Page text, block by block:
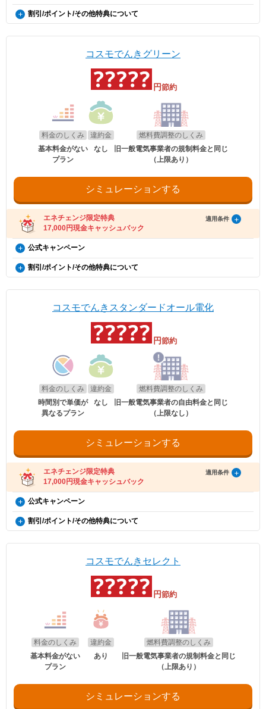
り方法の登録をお願いいたします。
・特典お受け取りの有効期限は、エネチェンジからのご案内メール送信後90日以
※「@enechange.co.jp および @enechange.jp」からのメールが受信できるよ
う、あらかじめ設定をお願いいたします。
号：北海道財務局長第00002号）の「送金サービス」を利用しております。
以下のお客さまは特典の対象外です。
・既にコスモでんき（特典の対象プラン）をご契約中の場合。
・電気を使用開始した日から12カ月以内に契約を解約された場合。
・電気を使用開始した日から12カ月以内にお引越しされた場合。
・電気を使用開始した日から12カ月以内に特典対象外のプランに契約を変更され
た場合。
・特典のご案内メールに記載されている有効期限内にお受取いただけなかった場
・電気料金の未払いがある場合。
・過去にコスモでんきとご契約されたことがある場合。
※お申込み内容に不足・不備等があり、特典実施期間内に不備等が解消されない
場合は、本特典は適用されません。
※本提供条件書記載事項以外の部分については、コスモ石油マーケティング株式
会社の「電気需給約款」の規定を適用いたします。
※コスモ石油マーケティング株式会社が不正なお申し込みと判断した場合、本特
典は適用となりません。
政府の「電気・ガス料金支援」の一環として、2026年8月分（7月使用
分）および2026年10月分（9月使用分）は一律3.5円/kWh、2026年9月
ご利用中のすべての方が対象となり、別途お申し込みは不要です。
・エネチェンジでは、割引額を一律で診断結果に反映しています。
・詳細は、国のHP・請求書や検針票・ご契約中の電力会社・ガス会社
のHPをご確認ください。
※証明書類は現在所有している事を示すご契約者様名義の期間内「車検
証」または「契約書」のコピーとなります。
※同一住所にて同居されているご家族様であれば、車検証名義とでんき
※エネチェンジの節約額には上記割引額は含まれておりません。
月間の電気料金支払い額がキャッシュバック金額を超える
方限定）
エネチェンジのオンラインサービス経由で「コスモ
でんき」に申し込んだ方に、キャッシュバックを行
以下の条件をすべて満たしたお客さまが、コスモ石油マーケティング株式会社が
提供する「コスモでんき×エネチェンジ キャッシュバック特典」(以下、「本特
典」とします)の対象となります。
・特典実施期間中に対象プランをエネチェンジのオンラインサービス経由でお申
し込みいただくこと。
・お申し込みから3カ月以内にコスモでんきの供給を開始していること。
・お申し込み時にメールアドレスが入力されていること。
・電気の使用開始日から12カ月間の電気料金支払い額がキャッシュバック金額を
・電気料金の未払いがないこと。
受け取り方法
・適用条件の契約継続期間を達成後2カ月後の月末までに、エネチェンジより特典
（ご登録のメールアドレスに誤りがあった場合、特典お受け取りの手続きがで
きませんのでご注意ください。）
り方法の登録をお願いいたします。
・特典お受け取りの有効期限は、エネチェンジからのご案内メール送信後90日以
※「@enechange.co.jp および @enechange.jp」からのメールが受信できるよ
う、あらかじめ設定をお願いいたします。
号：北海道財務局長第00002号）の「送金サービス」を利用しております。
以下のお客さまは特典の対象外です。
・エネチェンジのオンラインサービス経由以外から申し込みされた場合。
・既にコスモでんき（特典の対象プラン）をご契約中の場合。
・電気を使用開始した日から12カ月以内に契約を解約された場合。
・電気を使用開始した日から12カ月以内にお引越しされた場合。
・電気を使用開始した日から12カ月以内に特典対象外のプランに契約を変更され
た場合。
・特典のご案内メールに記載されている有効期限内にお受取いただけなかった場
・電気料金の未払いがある場合。
・過去にコスモでんきとご契約されたことがある場合。
※お申込み内容に不足・不備等があり、特典実施期間内に不備等が解消されない
場合は、本特典は適用されません。
※本提供条件書記載事項以外の部分については、コスモ石油マーケティング株式
会社の「電気需給約款」の規定を適用いたします。
※コスモ石油マーケティング株式会社が不正なお申し込みと判断した場合、本特
典は適用となりません。
電気・ガス料金支援
政府の「電気・ガス料金支援」の一環として、2026年8月分（7月使用
ご利用中のすべての方が対象となり、別途お申し込みは不要です。
・2026年8月分〜2026年10月分の料金に適用されます。
・エネチェンジでは、割引額を一律で診断結果に反映しています。
・詳細は、国のHP・請求書や検針票・ご契約中の電力会社・ガス会社
のHPをご確認ください。
割引/ポイント/その他特典について
きを新規ご契約いただくと、月々の電気料金が、スタンダード・グリー
ンは500円割引、ポイントプラス・セレクトはdポイント500ポイント割
引になります。（※）EV車両の対象には、EV/PHV/FCV含みます。
・コスモでんきを新規ご契約の方。
・2020年12月21日以降にEV・PHEV・FCVを新車新規登録または
新車新規検査届出されていること。中古車も適用対象となります。
・対象車両1台につき、コスモでんき1契約までの適用。
・EV特別割は、月間使用量が500kWhを超えた月に適用。
※手続き方法
さまセンター（0120-530-155）へご連絡いただくようお願い申し
だいたことと、お申込み日付を電話口でお伝えください。
・コスモでんきお客さまセンターの受付時間は月〜土 9:00～
18:00（日曜祝日・夏期休暇・年末年始除く）です。
お申し込み時の注意事項
※証明書類は現在所有している事を示すご契約者様名義の期間内「車検
証」または「契約書」のコピーとなります。
※同一住所にて同居されているご家族様であれば、車検証名義とでんき
※エネチェンジの節約額には上記割引額は含まれておりません。
コスモでんきグリーン
円節約
料金のしくみ
基本料金がない
プラン
違約金
なし
燃料費調整のしくみ
旧一般電気事業者の規制料金と同じ
（上限あり）
シミュレーションする
エネチェンジ限定特典 適用条件
17,000円現金キャッシュバック
コスモでんき×エネチェンジ キャッシュバック特典（12カ
月間の電気料金支払い額がキャッシュバック金額を超える
方限定）
エネチェンジのオンラインサービス経由で「コスモ
でんき」に申し込んだ方に、キャッシュバックを行
以下の条件をすべて満たしたお客さまが、コスモ石油マーケティング株式会社が
提供する「コスモでんき×エネチェンジ キャッシュバック特典」(以下、「本特
典」とします)の対象となります。
・特典実施期間中に対象プランをエネチェンジのオンラインサービス経由でお申
し込みいただくこと。
・お申し込みから3カ月以内にコスモでんきの供給を開始していること。
・お申し込み時にメールアドレスが入力されていること。
・電気の使用開始日から12カ月間の電気料金支払い額がキャッシュバック金額を
・電気料金の未払いがないこと。
受け取り方法
・適用条件の契約継続期間を達成後2カ月後の月末までに、エネチェンジより特典
（ご登録のメールアドレスに誤りがあった場合、特典お受け取りの手続きがで
きませんのでご注意ください。）
り方法の登録をお願いいたします。
・特典お受け取りの有効期限は、エネチェンジからのご案内メール送信後90日以
※「@enechange.co.jp および @enechange.jp」からのメールが受信できるよ
う、あらかじめ設定をお願いいたします。
号：北海道財務局長第00002号）の「送金サービス」を利用しております。
以下のお客さまは特典の対象外です。
・既にコスモでんき（特典の対象プラン）をご契約中の場合。
・電気を使用開始した日から12カ月以内に契約を解約された場合。
・電気を使用開始した日から12カ月以内にお引越しされた場合。
・電気を使用開始した日から12カ月以内に特典対象外のプランに契約を変更され
た場合。
・特典のご案内メールに記載されている有効期限内にお受取いただけなかった場
・電気料金の未払いがある場合。
・過去にコスモでんきとご契約されたことがある場合。
公式キャンペーン
使用量割引
毎月の電気使用量によって電気代が割引になります。
なお、「月間」とは前月の検針日から当月の検針日の前日までを指しま
※月の途中で契約開始、廃止した場合にも、日割りはせず、割引を適用
※電気使用量が条件に満たない月は割引はございません。
※詳細はコスモでんきホームページをご確認ください。
電気・ガス料金支援
政府の「電気・ガス料金支援」の一環として、2026年8月分（7月使用
分）および2026年10月分（9月使用分）は一律3.5円/kWh、2026年9月
分（8月使用分）については一律4.5円/kWhを毎月の電気料金から値引
きします。
ご利用中のすべての方が対象となり、別途お申し込みは不要です。
・2026年8月分〜2026年10月分の料金に適用されます。
・エネチェンジでは、割引額を一律で診断結果に反映しています。
・詳細は、国のHP・請求書や検針票・ご契約中の電力会社・ガス会社
のHPをご確認ください。
割引/ポイント/その他特典について
きを新規ご契約いただくと、月々の電気料金が、スタンダード・グリー
ンは500円割引、ポイントプラス・セレクトはdポイント500ポイント割
引になります。（※）EV車両の対象には、EV/PHV/FCV含みます。
・コスモでんきを新規ご契約の方。
・2020年12月21日以降にEV・PHEV・FCVを新車新規登録または
新車新規検査届出されていること。中古車も適用対象となります。
・対象車両1台につき、コスモでんき1契約までの適用。
・EV特別割は、月間使用量が500kWhを超えた月に適用。
※手続き方法
さまセンター（0120-530-155）へご連絡いただくようお願い申し
だいたことと、お申込み日付を電話口でお伝えください。
・コスモでんきお客さまセンターの受付時間は月〜土 9:00～
18:00（日曜祝日・夏期休暇・年末年始除く）です。
お申し込み時の注意事項
※証明書類は現在所有している事を示すご契約者様名義の期間内「車検
証」または「契約書」のコピーとなります。
※同一住所にて同居されているご家族様であれば、車検証名義とでんき
※エネチェンジの節約額には上記割引額は含まれておりません。
コスモでんきスタンダードオール電化
円節約
料金のしくみ
時間別で単価が
異なるプラン
違約金
なし
燃料費調整のしくみ
旧一般電気事業者の自由料金と同じ
（上限なし）
シミュレーションする
エネチェンジ限定特典 適用条件
17,000円現金キャッシュバック
コスモでんき×エネチェンジ キャッシュバック特典（12カ
月間の電気料金支払い額がキャッシュバック金額を超える
方限定）
エネチェンジのオンラインサービス経由で「コスモ
でんき」に申し込んだ方に、キャッシュバックを行
以下の条件をすべて満たしたお客さまが、コスモ石油マーケティング株式会社が
提供する「コスモでんき×エネチェンジ キャッシュバック特典」(以下、「本特
典」とします)の対象となります。
・特典実施期間中に対象プランをエネチェンジのオンラインサービス経由でお申
し込みいただくこと。
・お申し込みから3カ月以内にコスモでんきの供給を開始していること。
・お申し込み時にメールアドレスが入力されていること。
・電気の使用開始日から12カ月間の電気料金支払い額がキャッシュバック金額を
公式キャンペーン
スタンダード割引
毎月の電気料金の3%割引！
政府の「電気・ガス料金支援」の一環として、2026年8月分（7月使用
分）および2026年10月分（9月使用分）は一律3.5円/kWh、2026年9月
分（8月使用分）については一律4.5円/kWhを毎月の電気料金から値引
適用条件
ご利用中のすべての方が対象となり、別途お申し込みは不要です。
・2026年8月分〜2026年10月分の料金に適用されます。
・エネチェンジでは、割引額を一律で診断結果に反映しています。
割引/ポイント/その他特典について
きを新規ご契約いただくと、月々の電気料金が、スタンダード・グリー
ンは500円割引、ポイントプラス・セレクトはdポイント500ポイント割
引になります。（※）EV車両の対象には、EV/PHV/FCV含みます。
・コスモでんきを新規ご契約の方。
・2020年12月21日以降にEV・PHEV・FCVを新車新規登録または
新車新規検査届出されていること。中古車も適用対象となります。
・対象車両1台につき、コスモでんき1契約までの適用。
・EV特別割は、月間使用量が500kWhを超えた月に適用。
※手続き方法
さまセンター（0120-530-155）へご連絡いただくようお願い申し
コスモでんきセレクト
円節約
料金のしくみ
基本料金がない
プラン
違約金
あり
燃料費調整のしくみ
旧一般電気事業者の規制料金と同じ
（上限あり）
シミュレーションする